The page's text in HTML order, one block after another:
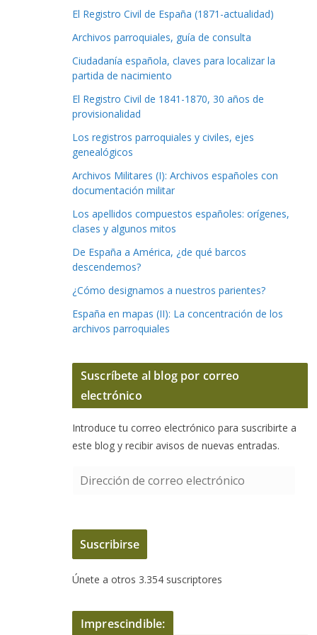
El Registro Civil de España (1871-actualidad)
Archivos parroquiales, guía de consulta
Ciudadanía española, claves para localizar la
partida de nacimiento
El Registro Civil de 1841-1870, 30 años de
provisionalidad
Los registros parroquiales y civiles, ejes
genealógicos
Archivos Militares (I): Archivos españoles con
documentación militar
Los apellidos compuestos españoles: orígenes,
clases y algunos mitos
De España a América, ¿de qué barcos
descendemos?
¿Cómo designamos a nuestros parientes?
España en mapas (II): La concentración de los
archivos parroquiales
Suscríbete al blog por correo
electrónico
Introduce tu correo electrónico para suscribirte a
este blog y recibir avisos de nuevas entradas.
e
c
i
n
Suscribirse
Únete a otros 3.354 suscriptores
Imprescindible: